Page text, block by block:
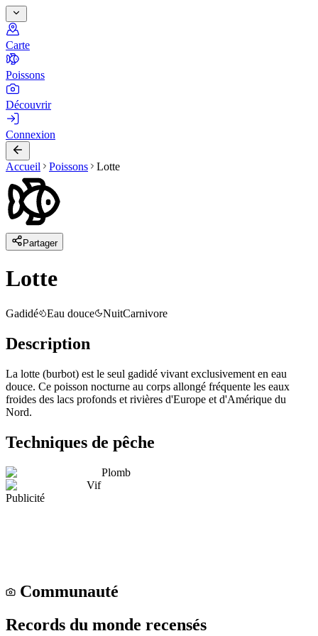
Carte
Poissons
Découvrir
Connexion
Accueil Poissons Lotte
Partager
Lotte
Gadidé Eau douce NuitCarnivore
Description
La lotte (burbot) est le seul gadidé vivant exclusivement en eau
douce. Ce poisson nocturne au corps allongé fréquente les eaux
froides des lacs profonds et rivières d'Europe et d'Amérique du
Nord.
Techniques de pêche
Plomb
Vif
Publicité
Communauté
Records du monde recensés